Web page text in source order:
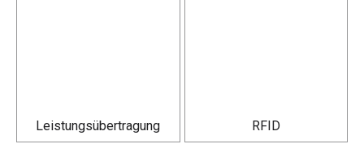
Leistungs­übertragung RFID